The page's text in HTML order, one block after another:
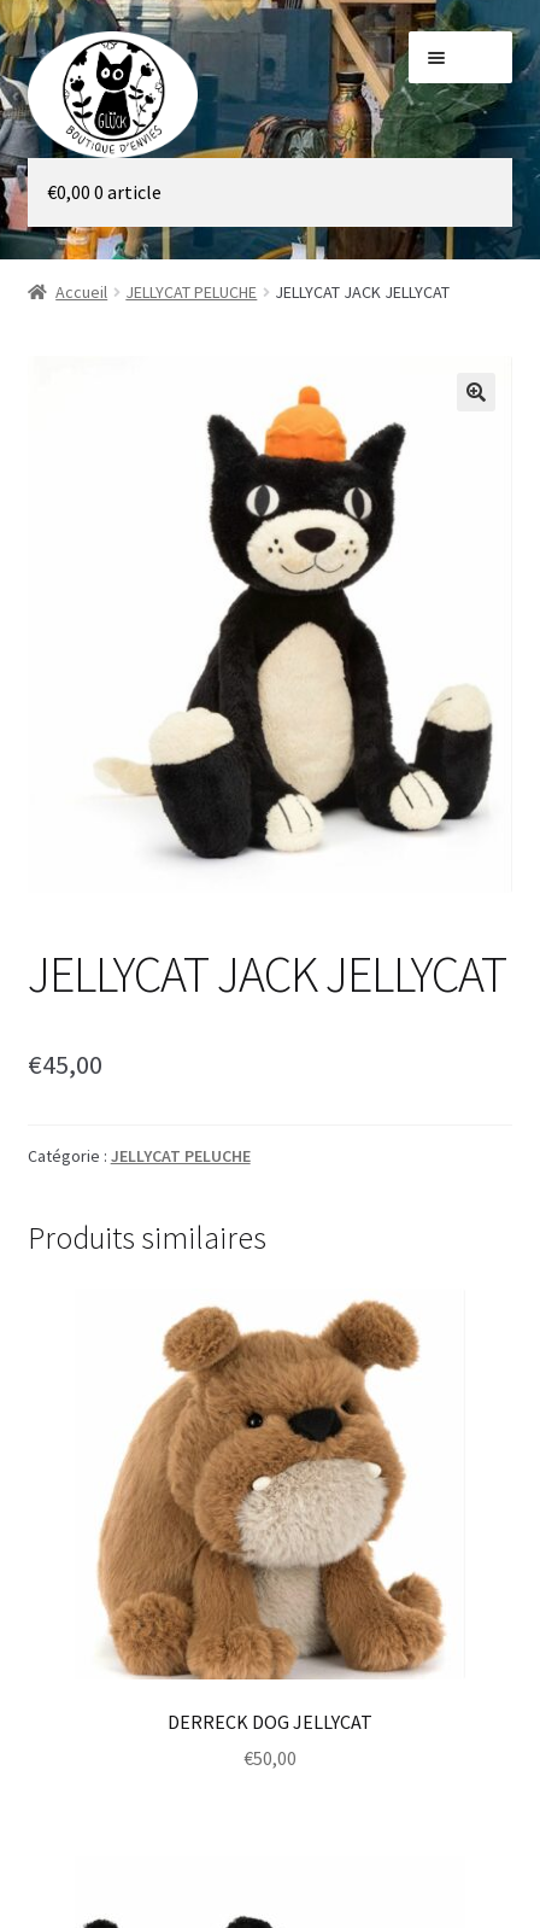
Aller
à
la
navigation
Aller
au
contenu
Galerie
Boutique
€0,00 0 article
Accueil JELLYCAT PELUCHE JELLYCAT JACK JELLYCAT
JELLYCAT JACK JELLYCAT
€45,00
Catégorie : JELLYCAT PELUCHE
Produits similaires
DERRECK DOG JELLYCAT
€50,00